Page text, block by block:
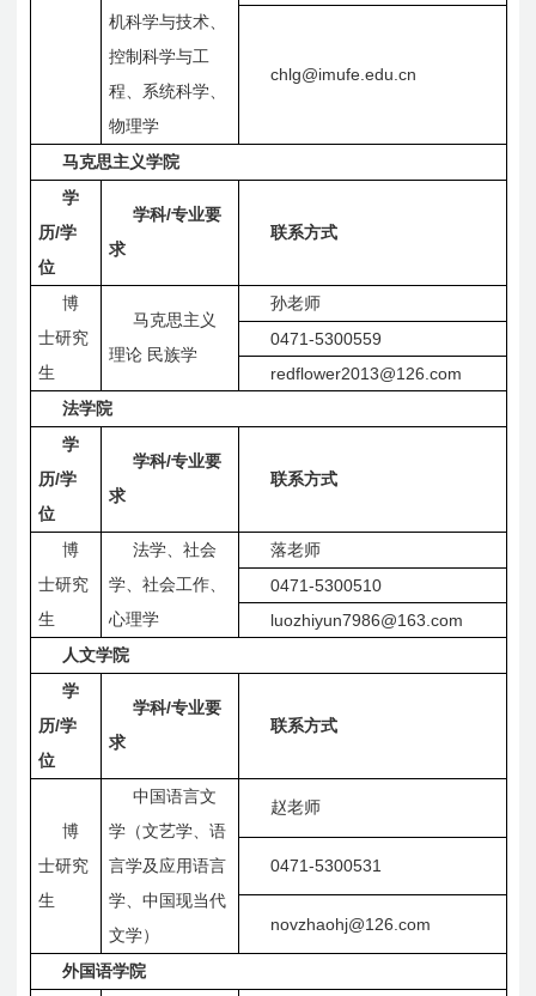
机科学与技术、
控制科学与工
程、系统科学、
物理学
chlg@imufe.edu.cn
马克思主义学院
学
历/学
位
学科/专业要
求
联系方式
博
士研究
生
马克思主义
理论 民族学
孙老师
0471-5300559
redflower2013@126.com
法学院
学
历/学
位
学科/专业要
求
联系方式
博
士研究
生
法学、社会
学、社会工作、
心理学
落老师
0471-5300510
luozhiyun7986@163.com
人文学院
学
历/学
位
学科/专业要
求
联系方式
博
士研究
生
中国语言文
学（文艺学、语
言学及应用语言
学、中国现当代
文学）
赵老师
0471-5300531
novzhaohj@126.com
外国语学院